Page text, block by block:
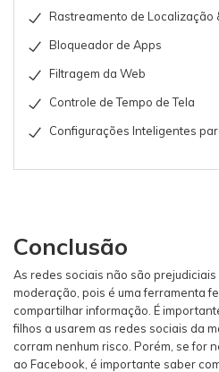
Rastreamento de Localização
Bloqueador de Apps
Filtragem da Web
Controle de Tempo de Tela
Configurações Inteligentes
Conclusão
As redes sociais não são
moderação, pois é uma ferramenta
compartilhar informação. É
filhos a usarem as redes sociais da
corram nenhum risco. Porém, se for
ao Facebook, é importante saber